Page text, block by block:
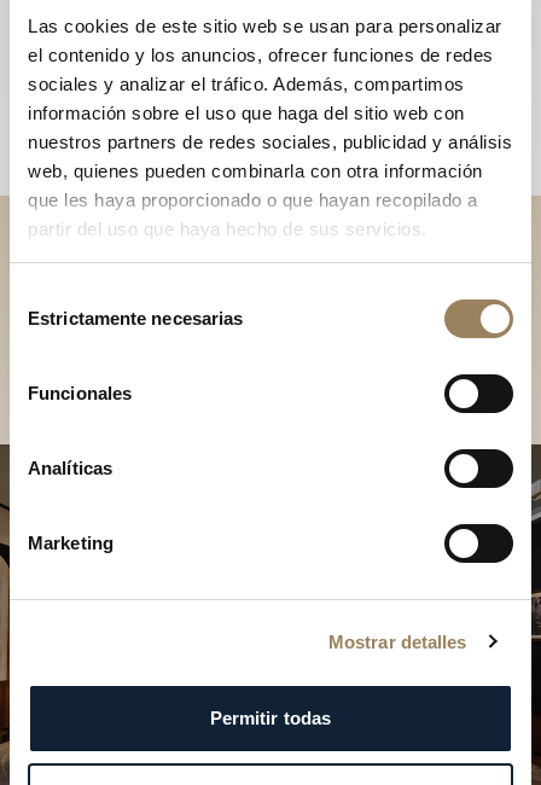
Las cookies de este sitio web se usan para personalizar
el contenido y los anuncios, ofrecer funciones de redes
sociales y analizar el tráfico. Además, compartimos
información sobre el uso que haga del sitio web con
nuestros partners de redes sociales, publicidad y análisis
web, quienes pueden combinarla con otra información
que les haya proporcionado o que hayan recopilado a
partir del uso que haya hecho de sus servicios.
Estrictamente necesarias
Funcionales
Analíticas
Marketing
Mostrar detalles
Permitir todas
Descubra nuestras
colecciones en boutique